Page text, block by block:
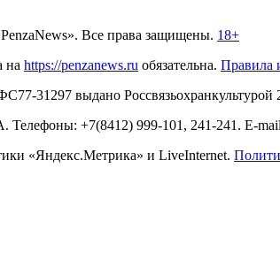
Все права защищены. 18+
на https://penzanews.ru обязательна. Правила
31297 выдано Россвязьохранкультурой
Телефоны: +7(8412) 999-101, 241-241 . E-
«Яндекс.Метрика» и LiveInternet.